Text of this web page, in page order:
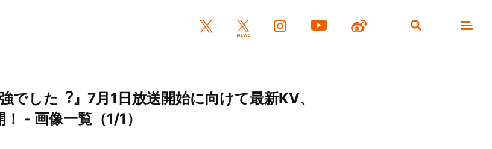
でした︖』7⽉1⽇放送開始に向けて最新KV、
- 画像一覧（1/1）